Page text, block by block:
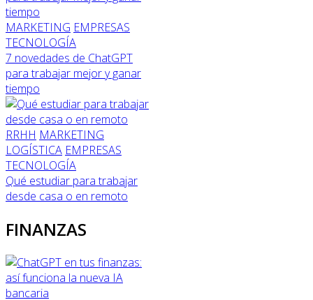
MARKETING EMPRESAS
TECNOLOGÍA
7 novedades de ChatGPT
para trabajar mejor y ganar
tiempo
RRHH MARKETING
LOGÍSTICA EMPRESAS
TECNOLOGÍA
Qué estudiar para trabajar
desde casa o en remoto
FINANZAS